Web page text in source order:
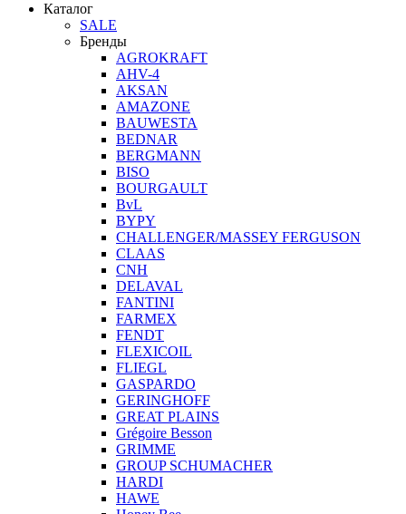
Каталог
SALE
Бренды
AGROKRAFT
AHV-4
AKSAN
AMAZONE
BAUWESTA
BEDNAR
BERGMANN
BISO
BOURGAULT
BvL
BYPY
CHALLENGER/MASSEY FERGUSON
CLAAS
CNH
DELAVAL
FANTINI
FARMEX
FENDT
FLEXICOIL
FLIEGL
GASPARDO
GERINGHOFF
GREAT PLAINS
Grégoire Besson
GRIMME
GROUP SCHUMACHER
HARDI
HAWE